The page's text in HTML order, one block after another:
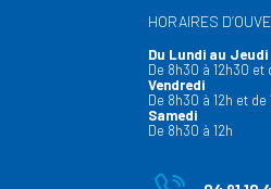
HORAIRES
Du Lundi au Jeudi
De 8h30 à 12h30 et
Vendredi
De 8h30 à 12h et de
Samedi
De 8h30 à 12h